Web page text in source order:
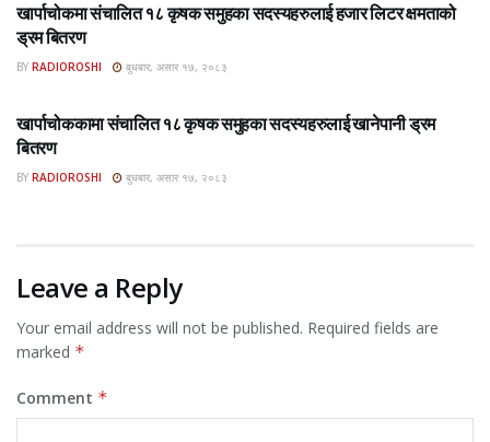
खार्पाचोकमा संचालित १८ कृषक समुहका सदस्यहरुलाई हजार लिटर क्षमताको
ड्रम बितरण
BY RADIOROSHI बुधबार, असार १७, २०८३
खार्पाचोककामा संचालित १८ कृषक समुहका सदस्यहरुलाई खानेपानी ड्रम
बितरण
BY RADIOROSHI बुधबार, असार १७, २०८३
Leave a Reply
Your email address will not be published. Required fields are
marked *
Comment *